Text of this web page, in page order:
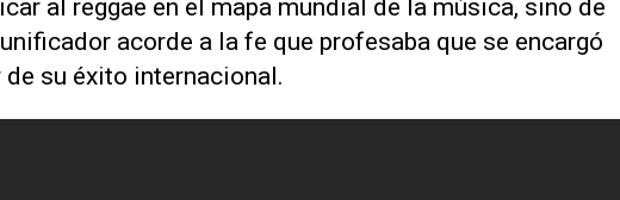
al reggae en el mapa mundial de la música, sino de
acorde a la fe que profesaba que se encargó
su éxito internacional.